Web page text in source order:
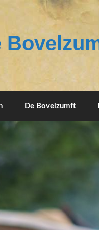
De Bovelzumft